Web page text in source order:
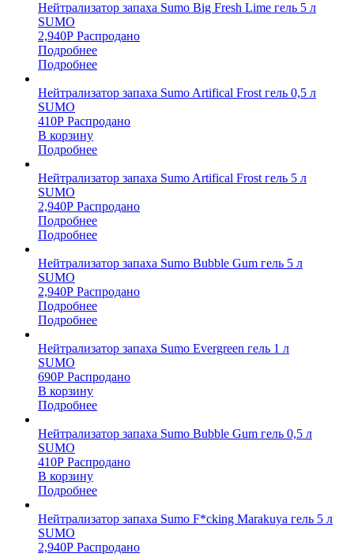
Нейтрализатор запаха Sumo Big Fresh Lime гель 5 л
SUMO
2,940Р Распродано
Подробнее
Подробнее
Нейтрализатор запаха Sumo Artifical Frost гель 0,5 л
SUMO
410Р Распродано
В корзину
Подробнее
Нейтрализатор запаха Sumo Artifical Frost гель 5 л
SUMO
2,940Р Распродано
Подробнее
Подробнее
Нейтрализатор запаха Sumo Bubble Gum гель 5 л
SUMO
2,940Р Распродано
Подробнее
Подробнее
Нейтрализатор запаха Sumo Evergreen гель 1 л
SUMO
690Р Распродано
В корзину
Подробнее
Нейтрализатор запаха Sumo Bubble Gum гель 0,5 л
SUMO
410Р Распродано
В корзину
Подробнее
Нейтрализатор запаха Sumo F*cking Marakuya гель 5 л
SUMO
2,940Р Распродано